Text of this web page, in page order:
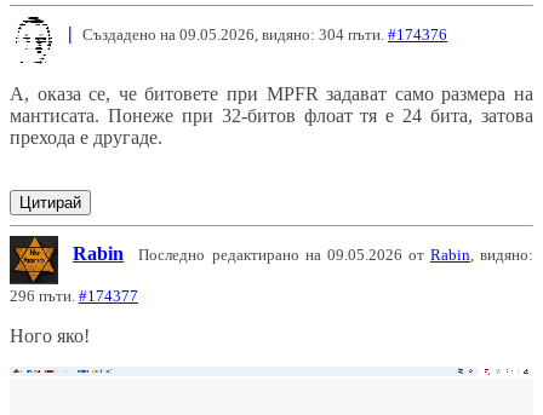
| Създадено на 09.05.2026, видяно: 304 пъти. #174376
А, оказа се, че битовете при MPFR задават само размера на
мантисата. Понеже при 32-битов флоат тя е 24 бита, затова
прехода е другаде.
Цитирай
Rabin Последно редактирано на 09.05.2026 от Rabin, видяно:
296 пъти. #174377
Ного яко!